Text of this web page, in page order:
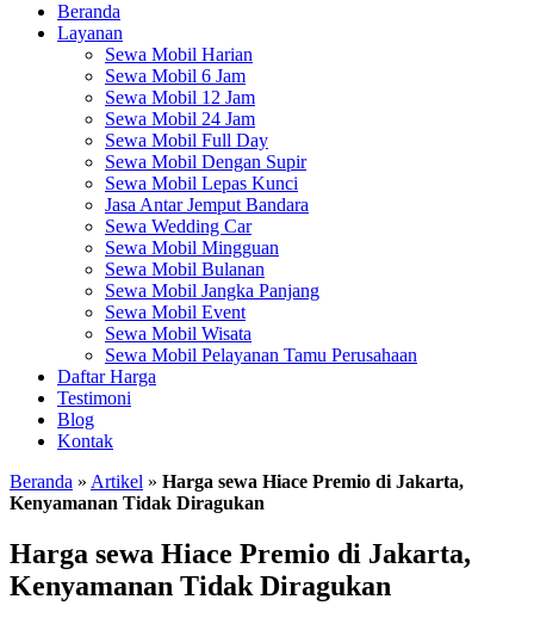
Beranda
Layanan
Sewa Mobil Harian
Sewa Mobil 6 Jam
Sewa Mobil 12 Jam
Sewa Mobil 24 Jam
Sewa Mobil Full Day
Sewa Mobil Dengan Supir
Sewa Mobil Lepas Kunci
Jasa Antar Jemput Bandara
Sewa Wedding Car
Sewa Mobil Mingguan
Sewa Mobil Bulanan
Sewa Mobil Jangka Panjang
Sewa Mobil Event
Sewa Mobil Wisata
Sewa Mobil Pelayanan Tamu Perusahaan
Daftar Harga
Testimoni
Blog
Kontak
Beranda » Artikel » Harga sewa Hiace Premio di Jakarta,
Kenyamanan Tidak Diragukan
Harga sewa Hiace Premio di Jakarta,
Kenyamanan Tidak Diragukan